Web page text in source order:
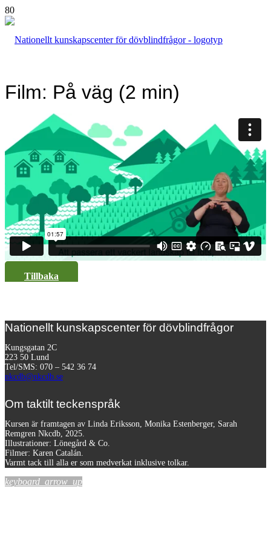
Film: På väg (2 min)
Tillbaka
Nationellt kunskapscenter för dövblindfrågor
Kungsgatan 2C
223 50 Lund
Tel/SMS: 070 – 542 36 74
nkcdb@nkcdb.se
Om taktilt teckenspråk
Kursen är framtagen av Linda Eriksson, Monika Estenberger, Sarah
Remgren Nkcdb, 2025.
Illustrationer: Lönegård & Co.
Filmer: Karen Catalán.
Varmt tack till alla er som medverkat inklusive tolkar.
keyboard_arrow_up